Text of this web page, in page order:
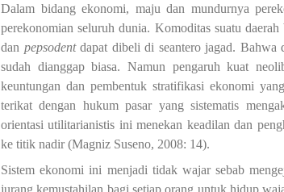
Dalam bidang ekonomi, maju dan mundurnya
perekonomian seluruh dunia. Komoditas suatu
dan pepsodent dapat dibeli di seantero jagad. Bahwa
sudah dianggap biasa. Namun pengaruh kuat
keuntungan dan pembentuk stratifikasi ekonomi
terikat dengan hukum pasar yang sistematis
orientasi utilitarianistis ini menekan keadilan dan
ke titik nadir (Magniz Suseno, 2008: 14).
Sistem ekonomi ini menjadi tidak wajar sebab
jurang kemustahilan bagi setiap orang untuk hidup